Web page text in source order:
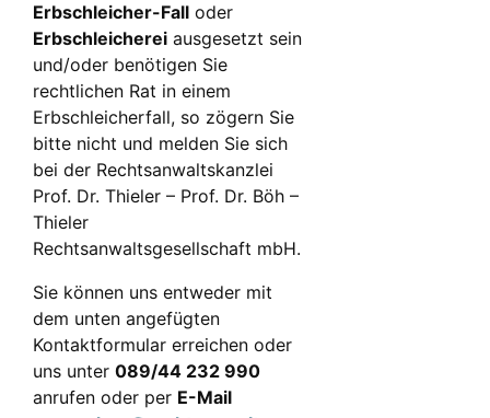
Erbschleicher-Fall oder
Erbschleicherei ausgesetzt sein
und/oder benötigen Sie
rechtlichen Rat in einem
Erbschleicherfall, so zögern Sie
bitte nicht und melden Sie sich
bei der Rechtsanwaltskanzlei
Prof. Dr. Thieler – Prof. Dr. Böh –
Thieler
Rechtsanwaltsgesellschaft mbH.
Sie können uns entweder mit
dem unten angefügten
Kontaktformular erreichen oder
uns unter 089/44 232 990
anrufen oder per E-Mail